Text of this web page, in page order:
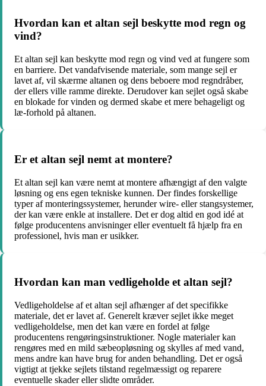
Hvordan kan et altan sejl beskytte mod regn og
vind?
Et altan sejl kan beskytte mod regn og vind ved at fungere som
en barriere. Det vandafvisende materiale, som mange sejl er
lavet af, vil skærme altanen og dens beboere mod regndråber,
der ellers ville ramme direkte. Derudover kan sejlet også skabe
en blokade for vinden og dermed skabe et mere behageligt og
læ-forhold på altanen.
Er et altan sejl nemt at montere?
Et altan sejl kan være nemt at montere afhængigt af den valgte
løsning og ens egen tekniske kunnen. Der findes forskellige
typer af monteringssystemer, herunder wire- eller stangsystemer,
der kan være enkle at installere. Det er dog altid en god idé at
følge producentens anvisninger eller eventuelt få hjælp fra en
professionel, hvis man er usikker.
Hvordan kan man vedligeholde et altan sejl?
Vedligeholdelse af et altan sejl afhænger af det specifikke
materiale, det er lavet af. Generelt kræver sejlet ikke meget
vedligeholdelse, men det kan være en fordel at følge
producentens rengøringsinstruktioner. Nogle materialer kan
rengøres med en mild sæbeopløsning og skylles af med vand,
mens andre kan have brug for anden behandling. Det er også
vigtigt at tjekke sejlets tilstand regelmæssigt og reparere
eventuelle skader eller slidte områder.